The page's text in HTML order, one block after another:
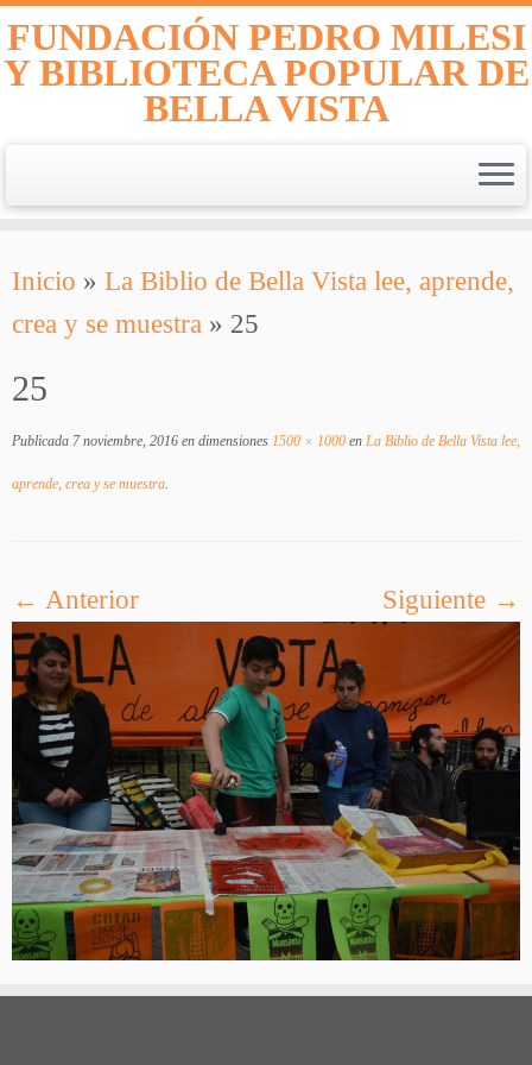
al
contenido
FUNDACIÓN PEDRO MILESI
Y BIBLIOTECA POPULAR DE
BELLA VISTA
Inicio » La Biblio de Bella Vista lee, aprende,
crea y se muestra » 25
25
Publicada 7 noviembre, 2016 en dimensiones 1500 × 1000 en La Biblio de Bella Vista lee,
aprende, crea y se muestra.
← Anterior Siguiente →